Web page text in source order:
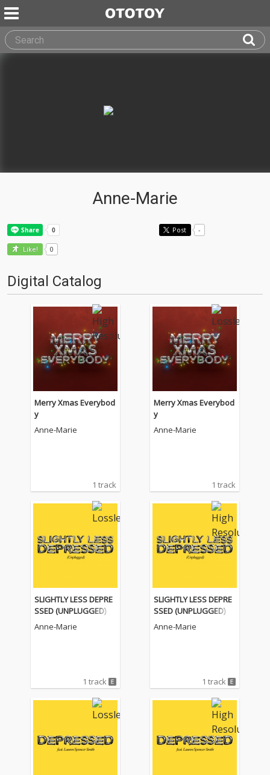
Anne-Marie
Post -
Like! 0
Digital Catalog
Merry Xmas Everybod
y
Anne-Marie
1 track
Merry Xmas Everybod
y
Anne-Marie
1 track
SLIGHTLY LESS DEPRE
SSED (UNPLUGGED)
Anne-Marie
1 track
SLIGHTLY LESS DEPRE
SSED (UNPLUGGED)
Anne-Marie
1 track